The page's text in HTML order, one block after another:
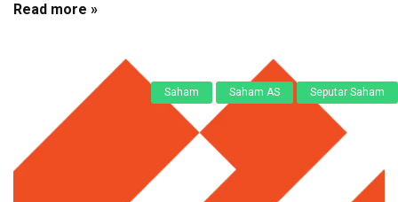
Read more »
Saham Saham AS Seputar Saham